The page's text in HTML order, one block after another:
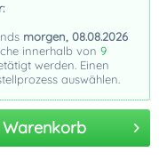
morgen, 08.08.2026
innerhalb von 9
werden. Einen
auswählen.
Warenkorb